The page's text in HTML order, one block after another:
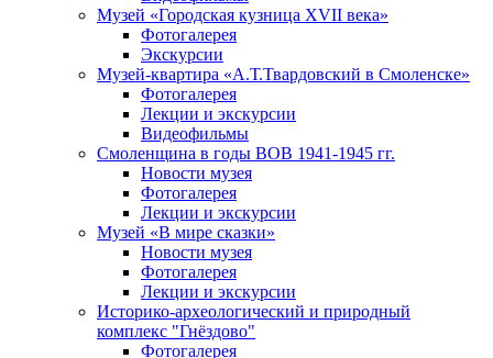
Музей «Городская кузница XVII века»
Фотогалерея
Экскурсии
Музей-квартира «А.Т.Твардовский в Смоленске»
Фотогалерея
Лекции и экскурсии
Видеофильмы
Смоленщина в годы ВОВ 1941-1945 гг.
Новости музея
Фотогалерея
Лекции и экскурсии
Музей «В мире сказки»
Новости музея
Фотогалерея
Лекции и экскурсии
Историко-археологический и природный
комплекс "Гнёздово"
Фотогалерея